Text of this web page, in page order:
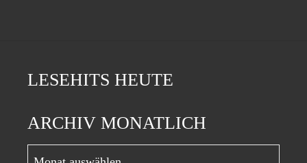
LESEHITS HEUTE
ARCHIV MONATLICH
Archiv